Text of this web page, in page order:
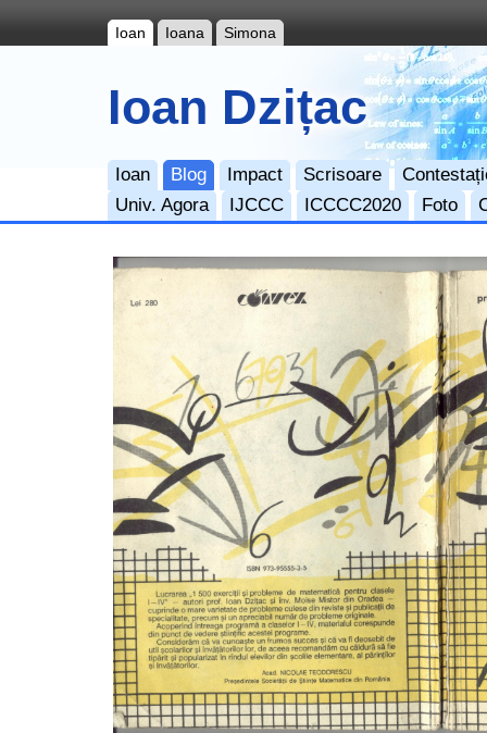
Ioan Ioana Simona
Ioan Dzițac
Ioan Blog Impact Scrisoare
Univ. Agora
IJCCC ICCCC2020 Foto